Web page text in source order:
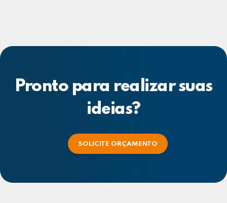
Pronto para realizar suas
ideias?
SOLICITE ORÇAMENTO